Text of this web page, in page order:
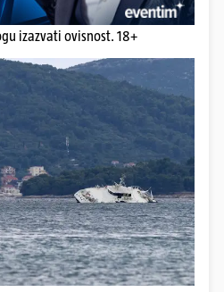
izazvati ovisnost. 18+